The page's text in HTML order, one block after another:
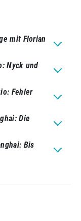
mit Florian
Nyck und
Fehler
Die
Bis